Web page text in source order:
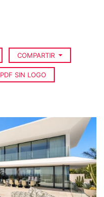
COMPARTIR
PDF SIN LOGO